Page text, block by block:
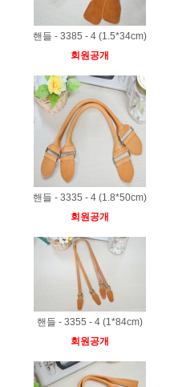
핸들 - 3385 - 4 (1.5*34cm)
회원공개
핸들 - 3335 - 4 (1.8*50cm)
회원공개
핸들 - 3355 - 4 (1*84cm)
회원공개